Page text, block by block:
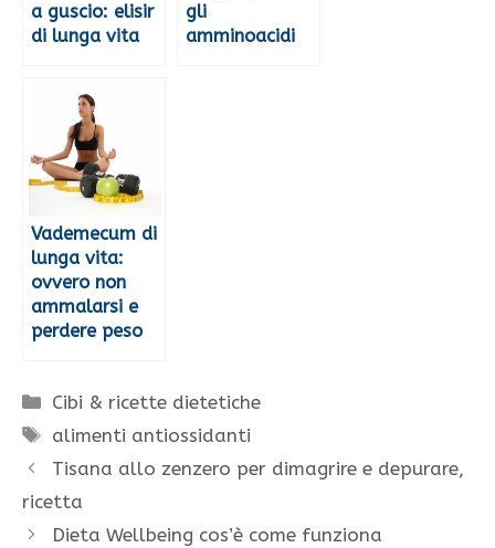
a guscio: elisir
di lunga vita
gli
amminoacidi
Vademecum di
lunga vita:
ovvero non
ammalarsi e
perdere peso
Categorie
Cibi & ricette dietetiche
Tag
alimenti antiossidanti
Tisana allo zenzero per dimagrire e depurare,
ricetta
Dieta Wellbeing cos’è come funziona